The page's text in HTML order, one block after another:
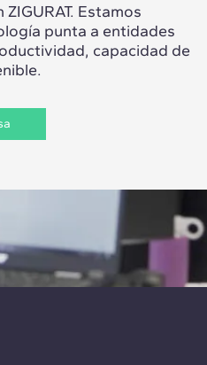
Estamos
punta a entidades
capacidad de